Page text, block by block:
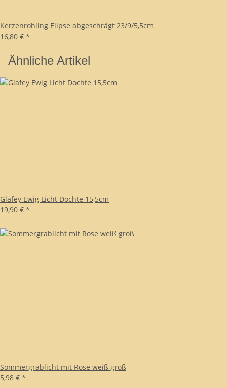
Kerzenrohling Elipse abgeschrägt 23/9/5,5cm
16,80 € *
Ähnliche Artikel
Glafey Ewig Licht Dochte 15,5cm
19,90 € *
Sommergrablicht mit Rose weiß groß
5,98 € *